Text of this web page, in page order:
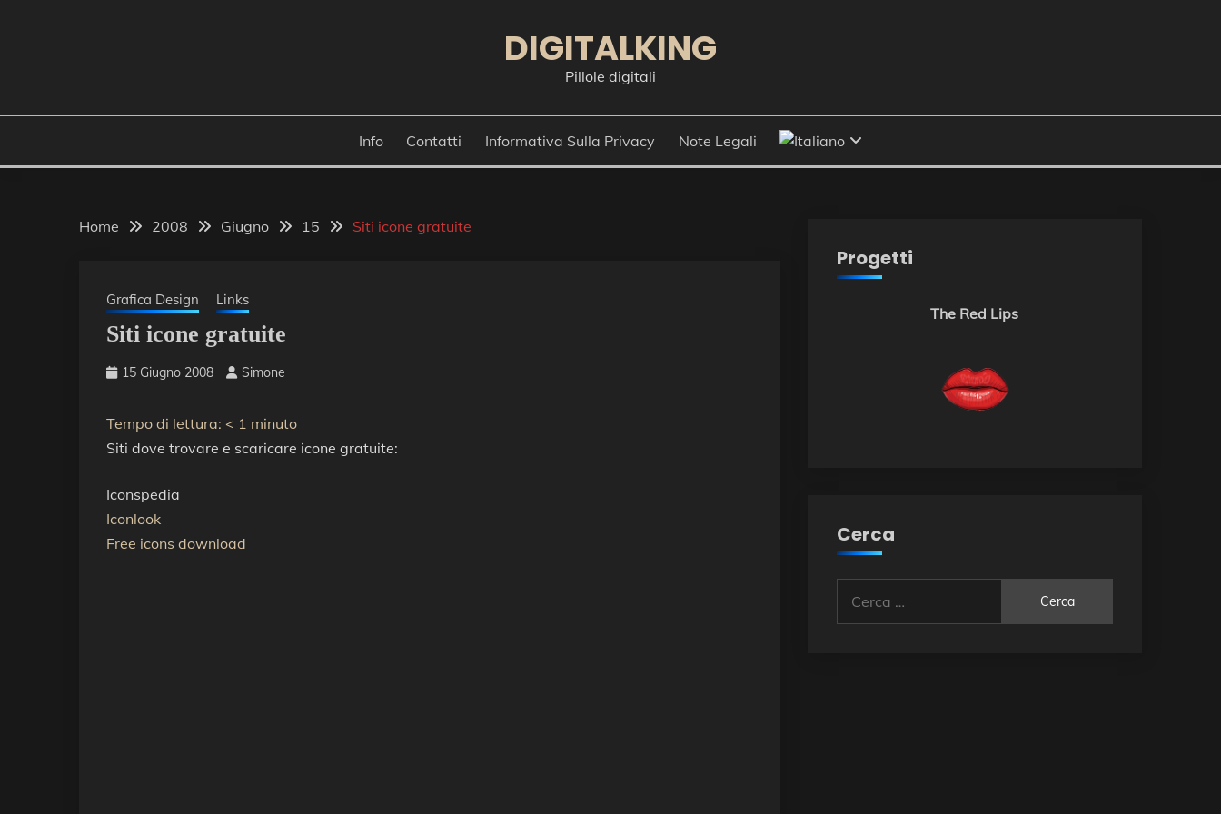
DIGITALKING
Pillole digitali
Info Contatti Informativa Sulla Privacy Note Legali
Home 2008 Giugno 15 Siti icone gratuite
Grafica Design Links
Siti icone gratuite
15 Giugno 2008 Simone
Tempo di lettura: < 1 minuto
Siti dove trovare e scaricare icone gratuite:
Iconspedia
Iconlook
Free icons download
Progetti
The Red Lips
Cerca
per: